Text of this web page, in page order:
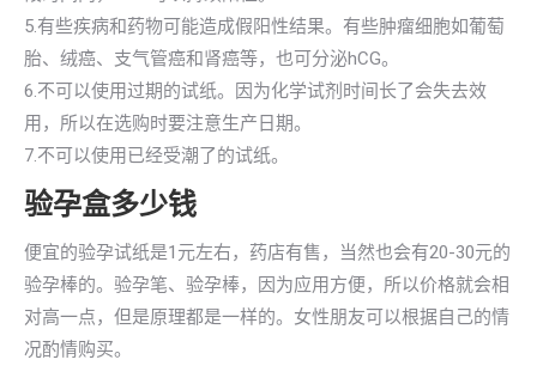
5.有些疾病和药物可能造成假阳性结果。有些肿瘤细胞如葡萄
胎、绒癌、支气管癌和肾癌等，也可分泌hCG。
6.不可以使用过期的试纸。因为化学试剂时间长了会失去效
用，所以在选购时要注意生产日期。
7.不可以使用已经受潮了的试纸。
验孕盒多少钱
便宜的验孕试纸是1元左右，药店有售，当然也会有20-30元的
验孕棒的。验孕笔、验孕棒，因为应用方便，所以价格就会相
对高一点，但是原理都是一样的。女性朋友可以根据自己的情
况酌情购买。